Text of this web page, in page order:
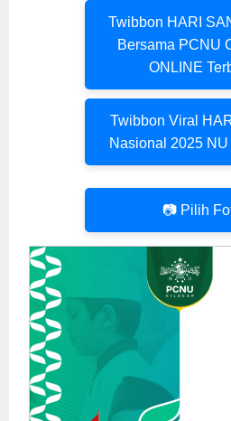
Twibbon HARI
Bersama PCNU
ONLINE
Twibbon Viral
Nasional 2025
📷 Pilih